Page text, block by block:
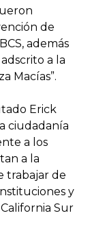
de
además
a la
Macías”.
Erick
ciudadanía
a los
a la
trabajar de
y
Sur